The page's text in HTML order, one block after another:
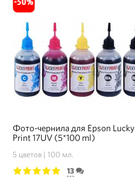
Фото-чернила для Epson Lucky
Print 17UV (5*100 ml)
5 цветов 100 мл.
13